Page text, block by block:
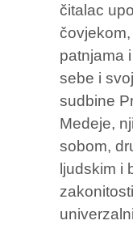
čitalac
patnjama
sebe i
sudbine
Medeje,
sobom,
ljudskim i